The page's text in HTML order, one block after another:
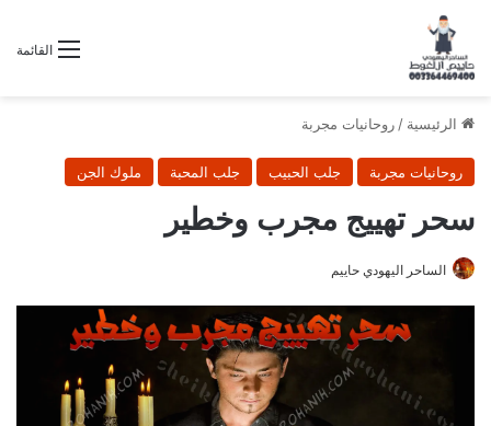
القائمة
الرئيسية / روحانيات مجربة
روحانيات مجربة جلب الحبيب جلب المحبة ملوك الجن
سحر تهييج مجرب وخطير
الساحر اليهودي حاييم